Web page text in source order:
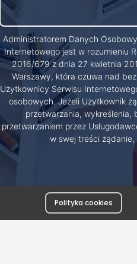
Administratorem Danych
Internetowego jest w rozumieniu
2016/679 z dnia 27 kwietnia
Warszawy, która czuwa nad
Użytkownicy Serwisu
osobowych. Jeżeli Użytkownik
przetwarzania, wykreślenia,
przetwarzaniem przez
w swej treści żądanie,
Polityka cookies